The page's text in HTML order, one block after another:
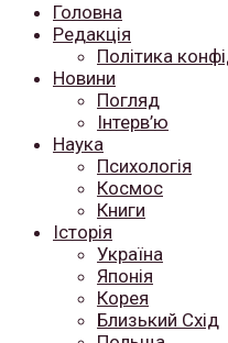
Головна
Редакція
Політика
Новини
Погляд
Інтерв’ю
Наука
Психологія
Космос
Книги
Історія
Україна
Японія
Корея
Близький Схід